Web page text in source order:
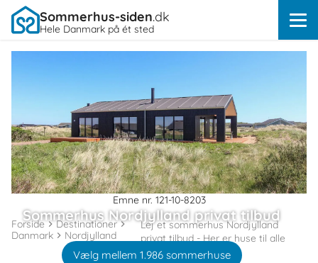
Sommerhus-siden.dk
Hele Danmark på ét sted
Emne nr. 121-10-8203
Sommerhus Nordjylland privat tilbud
Vælg mellem 1.986 sommerhuse
Forside
Destinationer
Danmark
Nordjylland
Lej et sommerhus Nordjylland
privat tilbud - Her er huse til alle